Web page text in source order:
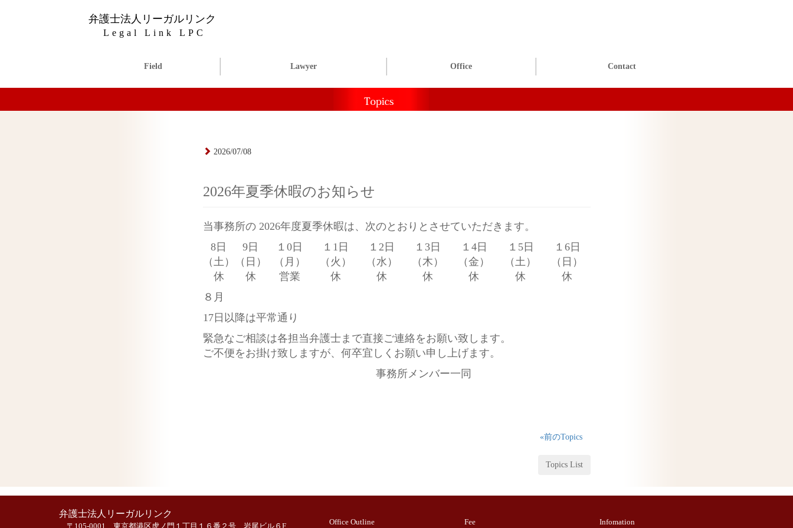
弁護士法人リーガルリンク
Legal Link LPC
Field Lawyer Office Contact
2026/07/08
2026年夏季休暇のお知らせ
当事務所の 2026年度夏季休暇は、次のとおりとさせていただきます。
8日
（土）
9日
（日）
１0日
（月）
１1日
（火）
１2日
（水）
１3日
（木）
１4日
（金）
１5日
（土）
１6日
（日）
休
休 営業 休 休 休 休 休
休
８月
17日以降は平常通り
緊急なご相談は各担当弁護士まで直接ご連絡をお願い致します。
ご不便をお掛け致しますが、何卒宜しくお願い申し上げます。
事務所メンバー一同
«前のTopics
Topics List
弁護士法人リーガルリンク
〒105-0001 東京都港区虎ノ門１丁目１６番２号 岩尾ビル６F Office Outline Fee Infomation